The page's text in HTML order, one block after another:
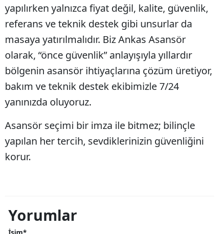
yapılırken yalnızca fiyat değil, kalite, güvenlik,
referans ve teknik destek gibi unsurlar da
masaya yatırılmalıdır. Biz Ankas Asansör
olarak, “önce güvenlik” anlayışıyla yıllardır
bölgenin asansör ihtiyaçlarına çözüm üretiyor,
bakım ve teknik destek ekibimizle 7/24
yanınızda oluyoruz.
Asansör seçimi bir imza ile bitmez; bilinçle
yapılan her tercih, sevdiklerinizin güvenliğini
korur.
Yorumlar